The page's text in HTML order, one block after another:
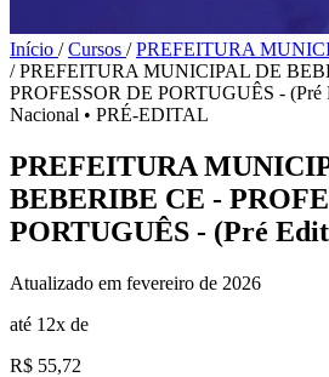
Início / Cursos / PREFEITURA
/ PREFEITURA MUNICIPAL DE
PROFESSOR DE PORTUGUÊS - (Pré
Nacional • PRÉ-EDITAL
PREFEITURA
BEBERIBE CE -
PORTUGUÊS - (Pré
Atualizado em fevereiro de 2026
até 12x de
R$ 55,72